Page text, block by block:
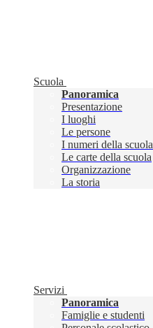
Scuola
Panoramica
Presentazione
I luoghi
Le persone
I numeri della scuola
Le carte della scuola
Organizzazione
La storia
Servizi
Panoramica
Famiglie e studenti